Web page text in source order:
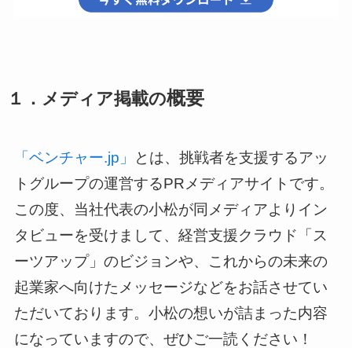
１．メディア掲載の概要
「ベンチャー.jp」
とは、挑戦者を支援するアッ
トグループの運営するPRメディアサイトです。
この度、当社代表の小松が同メディアよりイン
タビューを受けまして、経営支援クラウド「ス
ーツアップ」のビジョンや、これからの未来の
起業家へ向けたメッセージなどをお話させてい
ただいております。小松の想いが詰まった内容
になっていますので、ぜひご一読ください！